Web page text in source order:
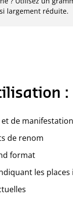
largement réduite.
:
de
de renom
format
les